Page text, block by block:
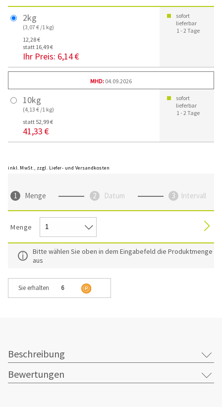
2kg
(3,07 € /1 kg)
statt 16,49 €
12,28 €
Ihr Preis: 6,14 €
sofort
lieferbar
1 - 2 Tage
MHD: 04.09.2026
10kg
(4,13 € /1 kg)
statt 52,99 €
41,33 €
sofort
lieferbar
1 - 2 Tage
inkl. MwSt., zzgl. Liefer- und Versandkosten
Menge Datum Intervall
Menge
Bitte wählen Sie oben in dem Eingabefeld die Produktmenge
aus
Sie erhalten 6
Beschreibung
Bewertungen